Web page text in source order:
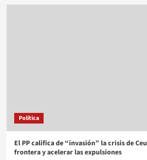
Política
El PP califica de “invasión” la crisis de
frontera y acelerar las expulsiones